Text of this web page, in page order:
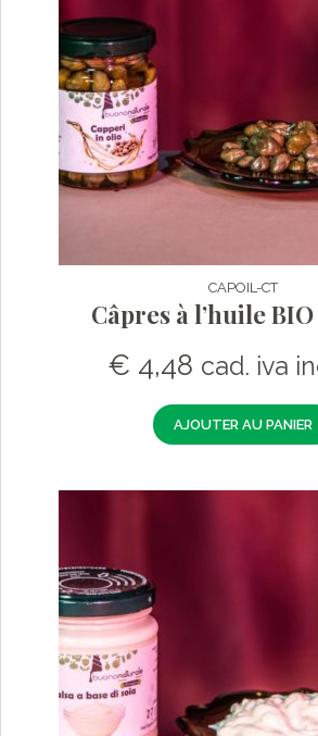
CAPOIL-CT
Câpres à l’huile
€ 4,48 cad. iva
AJOUTER AU PANIER